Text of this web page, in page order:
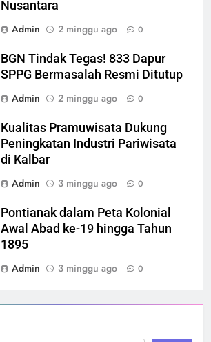
Nusantara
Admin
2 minggu ago 0
BGN Tindak Tegas! 833 Dapur
SPPG Bermasalah Resmi Ditutup
Admin
2 minggu ago 0
Kualitas Pramuwisata Dukung
Peningkatan Industri Pariwisata
di Kalbar
Admin
3 minggu ago 0
Pontianak dalam Peta Kolonial
Awal Abad ke-19 hingga Tahun
1895
Admin
3 minggu ago 0